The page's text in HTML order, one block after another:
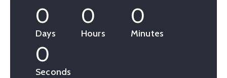
0
Days
0
Hours
0
Minutes
0
Seconds